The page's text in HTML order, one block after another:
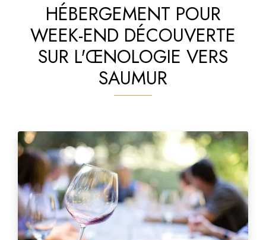
HÉBERGEMENT POUR
WEEK-END DÉCOUVERTE
SUR L'ŒNOLOGIE VERS
SAUMUR